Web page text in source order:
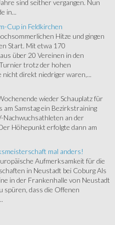
sind seither vergangen. Nun
in...
Cup in Feldkirchen
Hitze und gingen
Start. Mit etwa 170
über 20 Vereinen in den
trotz der hohen
nicht direkt niedriger waren,...
wieder Schauplatz für
am Samstag ein Bezirkstraining
Nachwuchsathleten an der
Höhepunkt erfolgte dann am
mal anders!
Aufmerksamkeit für die
in Neustadt bei Coburg Als
in der Frankenhalle von Neustadt
spüren, dass die Offenen